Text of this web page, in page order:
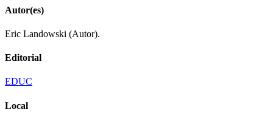
Autor(es)
Eric Landowski (Autor).
Editorial
EDUC
Local